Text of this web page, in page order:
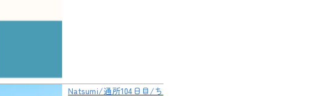
Natsumi/通所104日目/ち